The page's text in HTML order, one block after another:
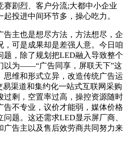
赛剧烈、客户分流;大都中小企业
投进中间环节多，操心吃力。
告主也是想尽方法，方法想尽，企
，可是成果却是差强人意。今日咱
题，除了规划把LED融入导致整个
以为——“广告同享，屏联天下”这
思维和形式立异，改造传统广告运
渠道和集约化一站式互联网采购
过剩，空置率过高，操控资源随时
告不专业，议价才能弱，媒体价格
题。这还需求LED显示屏厂商、
广告主以及售后效劳商共同努力来